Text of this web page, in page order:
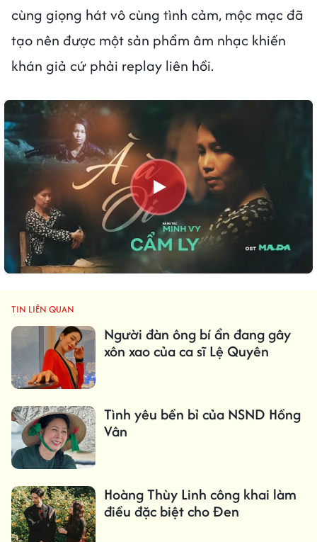
cùng giọng hát vô cùng tình cảm, mộc mạc đã
tạo nên được một sản phẩm âm nhạc khiến
khán giả cứ phải replay liên hồi.
TIN LIÊN QUAN
Người đàn ông bí ẩn đang gây
xôn xao của ca sĩ Lệ Quyên
Tình yêu bền bỉ của NSND Hồng
Vân
Hoàng Thùy Linh công khai làm
điều đặc biệt cho Đen